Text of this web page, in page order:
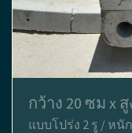
กว้าง 20 ซม x
แบบโปร่ง 2 รู / หนั